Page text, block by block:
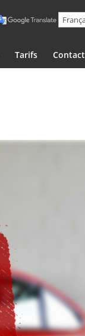
Tarifs Contact